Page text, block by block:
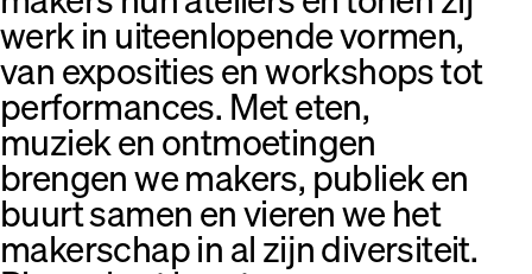
werk in uiteenlopende vormen,
van exposities en workshops tot
performances. Met eten,
muziek en ontmoetingen
brengen we makers, publiek en
buurt samen en vieren we het
makerschap in al zijn diversiteit.